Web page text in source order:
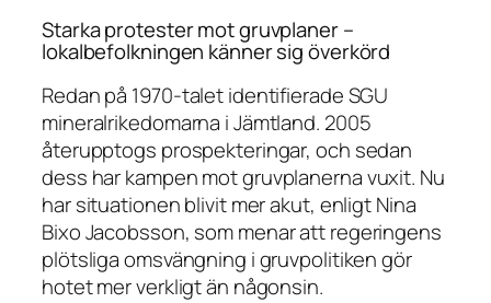
Starka protester mot gruvplaner –
lokalbefolkningen känner sig överkörd
Redan på 1970-talet identifierade SGU
mineralrikedomarna i Jämtland. 2005
återupptogs prospekteringar, och sedan
dess har kampen mot gruvplanerna vuxit. Nu
har situationen blivit mer akut, enligt Nina
Bixo Jacobsson, som menar att regeringens
plötsliga omsvängning i gruvpolitiken gör
hotet mer verkligt än någonsin.